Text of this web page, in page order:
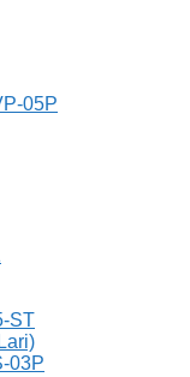
05P
ST
03P